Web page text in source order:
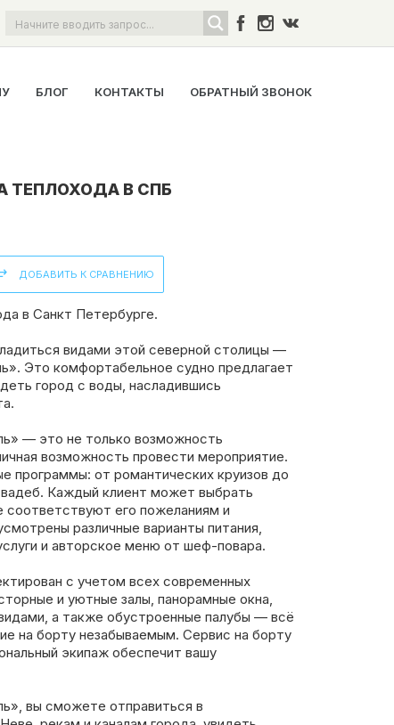
БЛОГ КОНТАКТЫ ОБРАТНЫЙ ЗВОНОК
ТЕПЛОХОДА В СПБ
ДОБАВИТЬ К СРАВНЕНИЮ
в Санкт Петербурге.
видами этой северной столицы —
Это комфортабельное судно предлагает
город с воды, насладившись
— это не только возможность
возможность провести мероприятие.
программы: от романтических круизов до
Каждый клиент может выбрать
соответствуют его пожеланиям и
различные варианты питания,
и авторское меню от шеф-повара.
с учетом всех современных
и уютные залы, панорамные окна,
а также обустроенные палубы — всё
на борту незабываемым. Сервис на борту
экипаж обеспечит вашу
вы сможете отправиться в